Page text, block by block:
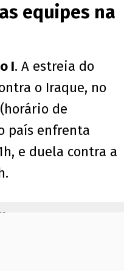
equipes na
I. A estreia do
o Iraque, no
de
país enfrenta
e duela contra a